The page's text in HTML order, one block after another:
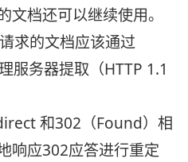
档还可以继续使用。
求的文档应该通过
服务器提取（HTTP 1.1
和302（Found）相
响应302应答进行重定